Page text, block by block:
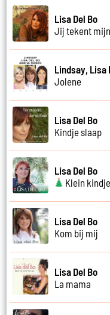
Lisa Del Bo
Jij tekent
Lindsay, Lisa
Jolene
Lisa Del Bo
Kindje slaap
Lisa Del Bo
Klein
Lisa Del Bo
Kom bij mij
Lisa Del Bo
La mama